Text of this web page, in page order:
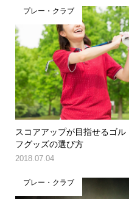
プレー・クラブ
スコアアップが目指せるゴル
フグッズの選び方
2018.07.04
プレー・クラブ